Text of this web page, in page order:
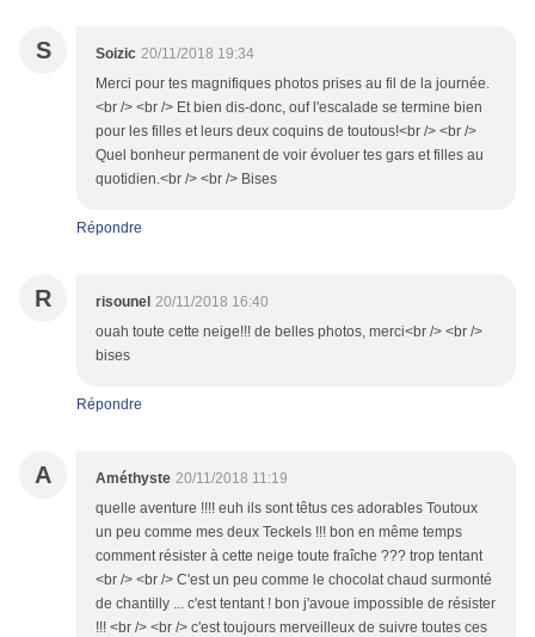
S Soizic 20/11/2018 19:34
Merci pour tes magnifiques photos prises au fil de la journée.
<br /> <br /> Et bien dis-donc, ouf l'escalade se termine bien
pour les filles et leurs deux coquins de toutous!<br /> <br />
Quel bonheur permanent de voir évoluer tes gars et filles au
quotidien.<br /> <br /> Bises
Répondre
R risounel 20/11/2018 16:40
ouah toute cette neige!!! de belles photos, merci<br /> <br />
bises
Répondre
A Améthyste 20/11/2018 11:19
quelle aventure !!!! euh ils sont têtus ces adorables Toutoux
un peu comme mes deux Teckels !!! bon en même temps
comment résister à cette neige toute fraîche ??? trop tentant
<br /> <br /> C'est un peu comme le chocolat chaud surmonté
de chantilly ... c'est tentant ! bon j'avoue impossible de résister
!!! <br /> <br /> c'est toujours merveilleux de suivre toutes ces